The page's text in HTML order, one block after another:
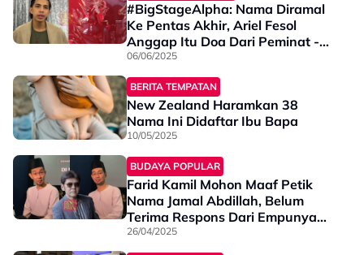
#BigStageAlpha: Nama Diramal
Ke Pentas Akhir, Ariel Fesol
Anggap Itu Doa Dari Peminat -
“Sekiranya Apa Yang Dikatakan
Itu…”
06/06/2025
BERITA TEMPATAN
New Zealand Haramkan 38
Nama Ini Didaftar Ibu Bapa
10/05/2025
BUDAYA POPULAR
Farid Kamil Mohon Maaf Petik
Nama Jamal Abdillah, Belum
Terima Respons Dari Empunya
Badan - “Saya Kesal…”
26/04/2025